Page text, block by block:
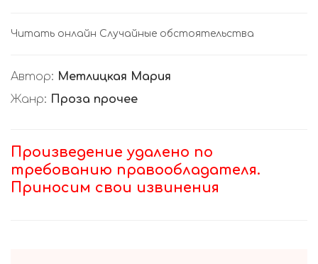
Читать онлайн Случайные обстоятельства
Автор: Метлицкая Мария
Жанр: Проза прочее
Произведение удалено по
требованию правообладателя.
Приносим свои извинения